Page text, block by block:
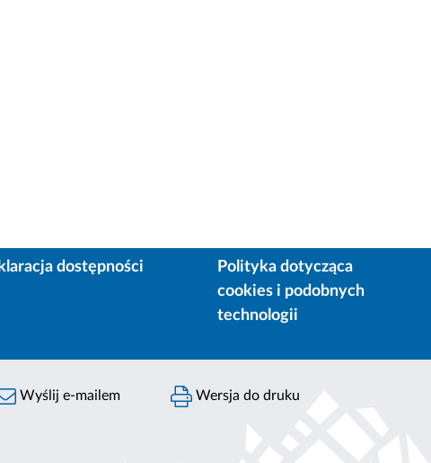
dostępności
Polityka dotycząca
cookies i podobnych
technologii
Wyślij e-mailem Wersja do druku